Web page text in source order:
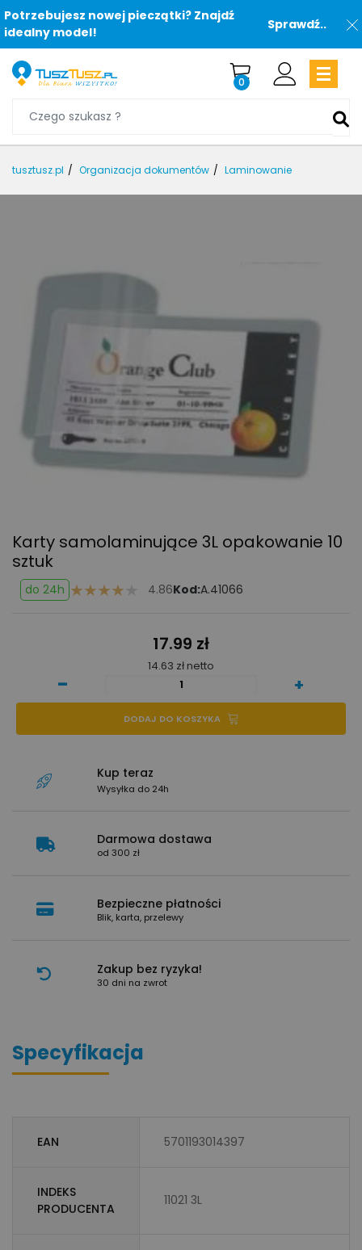
Potrzebujesz nowej pieczątki? Znajdź
idealny model!
Sprawdź..
0
tusztusz.pl Organizacja dokumentów Laminowanie
Karty samolaminujące 3L opakowanie 10
sztuk
do 24h 4.86Kod:A.41066
17.99 zł
14.63 zł netto
- +
DODAJ DO KOSZYKA
Kup teraz
Wysyłka do 24h
Darmowa dostawa
od 300 zł
Bezpieczne płatności
Blik, karta, przelewy
Zakup bez ryzyka!
30 dni na zwrot
Specyfikacja
EAN 5701193014397
INDEKS
PRODUCENTA
11021 3L